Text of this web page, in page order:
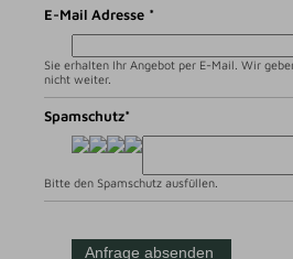
E-Mail Adresse *
Sie erhalten Ihr Angebot per E-Mail. Wir
nicht weiter.
Spamschutz*
Bitte den Spamschutz ausfüllen.